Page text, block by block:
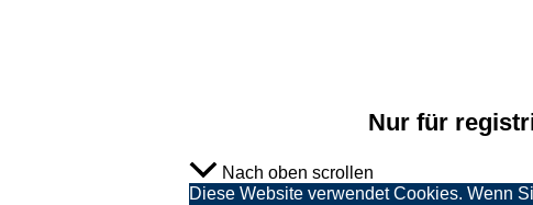
Nur für
Nach oben scrollen
Diese Website verwendet Cookies. Wenn